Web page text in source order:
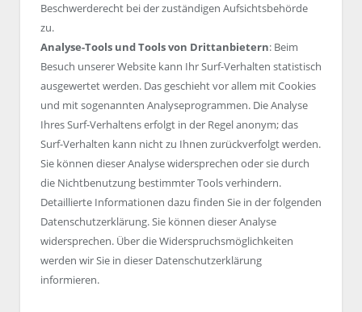
Beschwerderecht bei der zuständigen Aufsichtsbehörde
zu.
Analyse-Tools und Tools von Drittanbietern: Beim
Besuch unserer Website kann Ihr Surf-Verhalten statistisch
ausgewertet werden. Das geschieht vor allem mit Cookies
und mit sogenannten Analyseprogrammen. Die Analyse
Ihres Surf-Verhaltens erfolgt in der Regel anonym; das
Surf-Verhalten kann nicht zu Ihnen zurückverfolgt werden.
Sie können dieser Analyse widersprechen oder sie durch
die Nichtbenutzung bestimmter Tools verhindern.
Detaillierte Informationen dazu finden Sie in der folgenden
Datenschutzerklärung. Sie können dieser Analyse
widersprechen. Über die Widerspruchsmöglichkeiten
werden wir Sie in dieser Datenschutzerklärung
informieren.